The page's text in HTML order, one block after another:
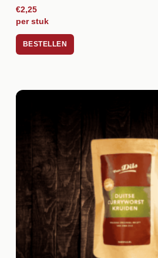
€2,25
per stuk
BESTELLEN